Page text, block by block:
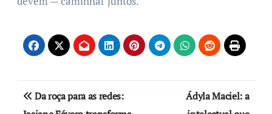
Da roça para as redes:
Ádyla Maciel: a